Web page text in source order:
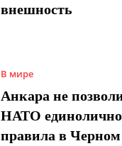
внешность
В мире
Анкара не
НАТО единолично
правила в